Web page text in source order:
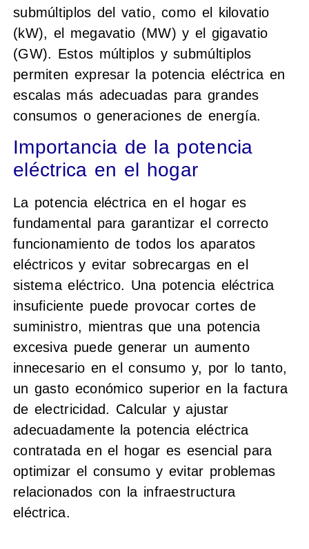
submúltiplos del vatio, como el kilovatio
(kW), el megavatio (MW) y el gigavatio
(GW). Estos múltiplos y submúltiplos
permiten expresar la potencia eléctrica en
escalas más adecuadas para grandes
consumos o generaciones de energía.
Importancia de la potencia
eléctrica en el hogar
La potencia eléctrica en el hogar es
fundamental para garantizar el correcto
funcionamiento de todos los aparatos
eléctricos y evitar sobrecargas en el
sistema eléctrico. Una potencia eléctrica
insuficiente puede provocar cortes de
suministro, mientras que una potencia
excesiva puede generar un aumento
innecesario en el consumo y, por lo tanto,
un gasto económico superior en la factura
de electricidad. Calcular y ajustar
adecuadamente la potencia eléctrica
contratada en el hogar es esencial para
optimizar el consumo y evitar problemas
relacionados con la infraestructura
eléctrica.